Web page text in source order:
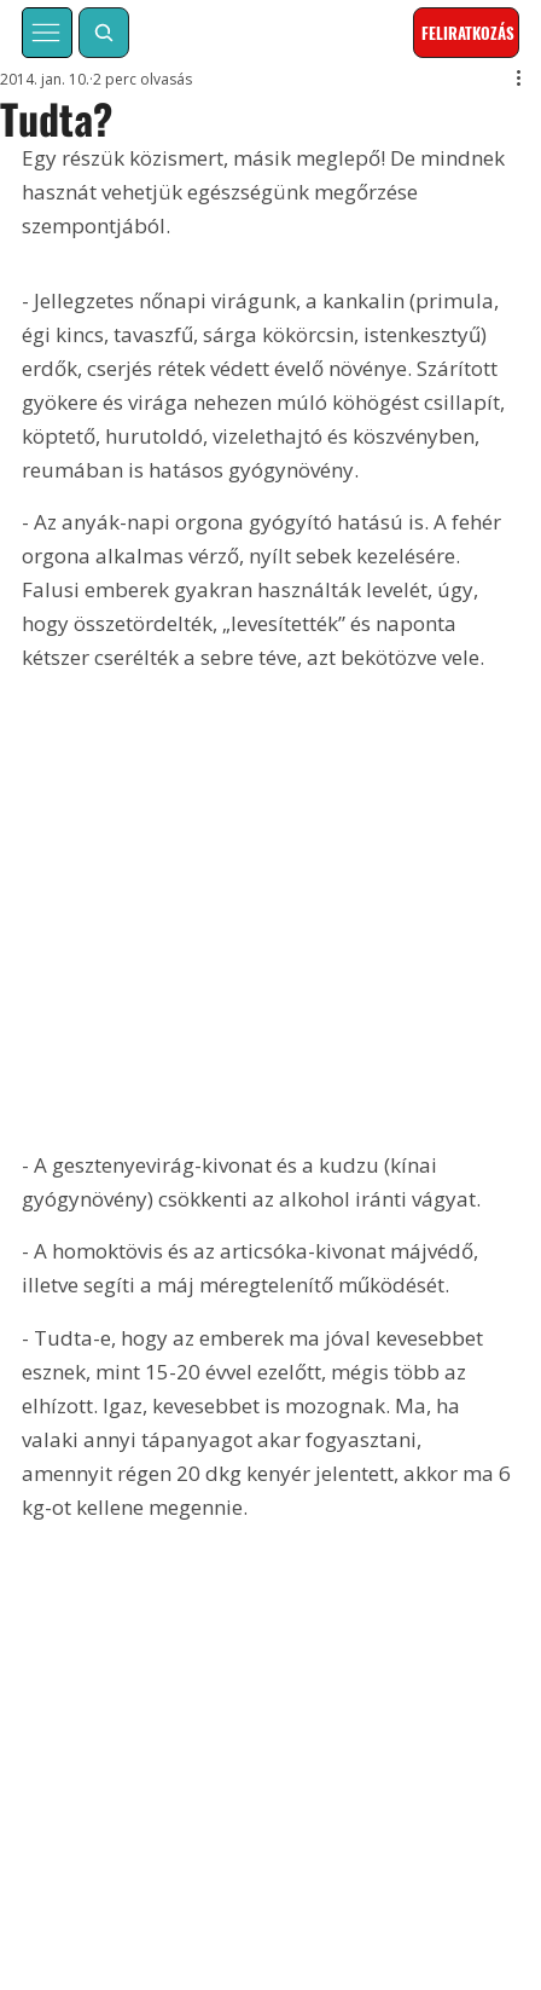
FELIRATKOZÁS
Tudta?
2014. jan. 10. 2 perc olvasás
Egy részük közismert, másik meglepő! De mindnek
hasznát vehetjük egészségünk megőrzése
szempontjából.
- Jellegzetes nőnapi virágunk, a kankalin (primula,
égi kincs, tavaszfű, sárga kökörcsin, istenkesztyű)
erdők, cserjés rétek védett évelő növénye. Szárított
gyökere és virága nehezen múló köhögést csillapít,
köptető, hurutoldó, vizelethajtó és köszvényben,
reumában is hatásos gyógynövény.
- Az anyák-napi orgona gyógyító hatású is. A fehér
orgona alkalmas vérző, nyílt sebek kezelésére.
Falusi emberek gyakran használták levelét, úgy,
hogy összetördelték, „levesítették” és naponta
kétszer cserélték a sebre téve, azt bekötözve vele.
- A gesztenyevirág-kivonat és a kudzu (kínai
gyógynövény) csökkenti az alkohol iránti vágyat.
- A homoktövis és az articsóka-kivonat májvédő,
illetve segíti a máj méregtelenítő működését.
- Tudta-e, hogy az emberek ma jóval kevesebbet
esznek, mint 15-20 évvel ezelőtt, mégis több az
elhízott. Igaz, kevesebbet is mozognak. Ma, ha
valaki annyi tápanyagot akar fogyasztani,
amennyit régen 20 dkg kenyér jelentett, akkor ma 6
kg-ot kellene megennie.